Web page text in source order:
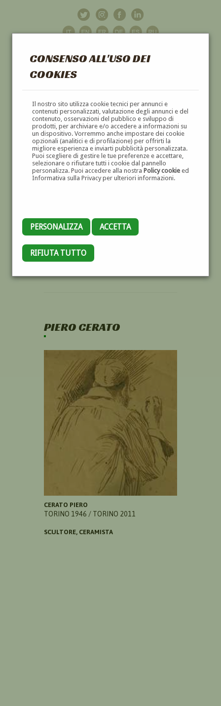
CONSENSO ALL'USO DEI
COOKIES
Il nostro sito utilizza cookie tecnici per annunci e
contenuti personalizzati, valutazione degli annunci e del
contenuto, osservazioni del pubblico e sviluppo di
prodotti, per archiviare e/o accedere a informazioni su
un dispositivo. Vorremmo anche impostare dei cookie
opzionali (analitici e di profilazione) per offrirti la
migliore esperienza e inviarti pubblicità personalizzata.
Puoi scegliere di gestire le tue preferenze e accettare,
selezionare o rifiutare tutti i cookie dal pannello
personalizza. Puoi accedere alla nostra Policy cookieed
Informativa sulla Privacy per ulteriori informazioni.
PERSONALIZZA ACCETTA
RIFIUTA TUTTO
GALLERIAD'ARTE
DIPINTI E SCULTURE '800 E '900
PIERO CERATO
CERATO PIERO
TORINO 1946 / TORINO 2011
SCULTORE, CERAMISTA